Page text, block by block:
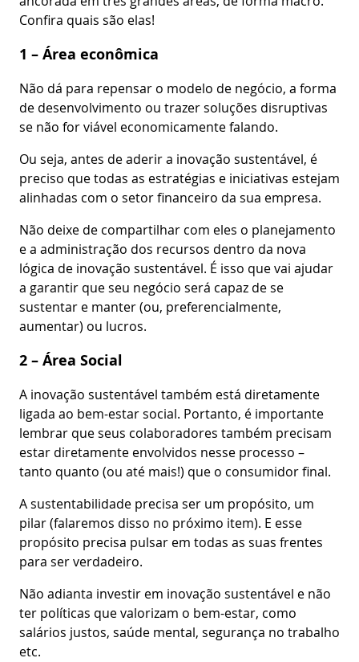
Confira quais são elas!
1 – Área econômica
Não dá para repensar o modelo de negócio, a forma
de desenvolvimento ou trazer soluções disruptivas
se não for viável economicamente falando.
Ou seja, antes de aderir a inovação sustentável, é
preciso que todas as estratégias e iniciativas estejam
alinhadas com o setor financeiro da sua empresa.
Não deixe de compartilhar com eles o planejamento
e a administração dos recursos dentro da nova
lógica de inovação sustentável. É isso que vai ajudar
a garantir que seu negócio será capaz de se
sustentar e manter (ou, preferencialmente,
aumentar) ou lucros.
2 – Área Social
A inovação sustentável também está diretamente
ligada ao bem-estar social. Portanto, é importante
lembrar que seus colaboradores também precisam
estar diretamente envolvidos nesse processo –
tanto quanto (ou até mais!) que o consumidor final.
A sustentabilidade precisa ser um propósito, um
pilar (falaremos disso no próximo item). E esse
propósito precisa pulsar em todas as suas frentes
para ser verdadeiro.
Não adianta investir em inovação sustentável e não
ter políticas que valorizam o bem-estar, como
salários justos, saúde mental, segurança no trabalho
etc.